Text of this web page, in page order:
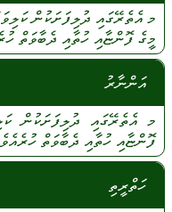
މ އެތެރޭގައި ދުލިފަށަކުން
މީގެފޮންޏާއި ހުތާއި ދެބާވަތް
އަންނާރު
މއެތެރޭގައި ދުލިފަށަކުން
ފޮންޏާއި ހުތާއި ދެބާވަތް ހުރެއެވެ
ހަތްރީތި